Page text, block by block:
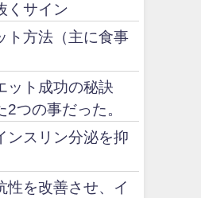
くサイン
ト方法（主に食事
ット成功の秘訣
2つの事だった。
ンスリン分泌を抑
性を改善させ、イ